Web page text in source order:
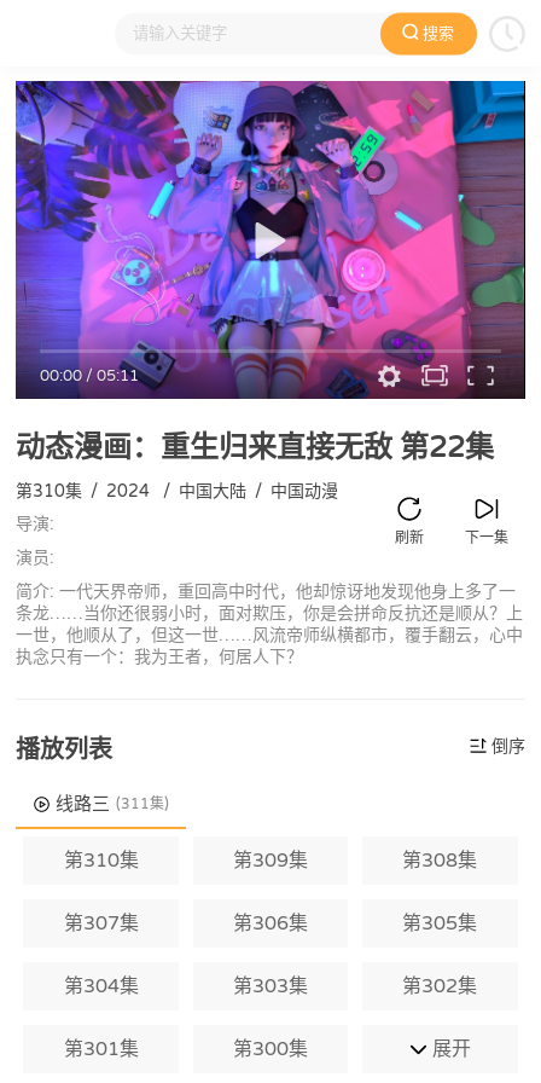
搜索
大家在看 日本动漫 国产动漫 欧美动漫 动漫电影
00:00/05:11
动态漫画：重生归来直接无敌 第22集
下一集
刷新
第310集 / 2024 / 中国大陆 / 中国动漫
导演:
演员:
简介: 一代天界帝师，重回高中时代，他却惊讶地发现他身上多了一
条龙……当你还很弱小时，面对欺压，你是会拼命反抗还是顺从？上
一世，他顺从了，但这一世……风流帝师纵横都市，覆手翻云，心中
执念只有一个：我为王者，何居人下？
播放列表 倒序
线路三 (311集)
第310集 第309集 第308集
第307集 第306集 第305集
第304集 第303集 第302集
第301集 第300集 展开